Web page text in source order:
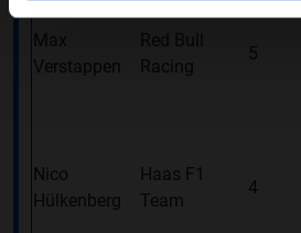
Max
Verstappen
Racing
5
Nico
Hülkenberg
Haas F1
Team
4